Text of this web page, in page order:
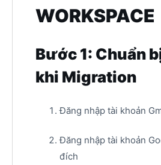
WORKSPACE
Bước 1: Chuẩn
khi Migration
Đăng nhập tài khoản
Đăng nhập tài khoản
đích